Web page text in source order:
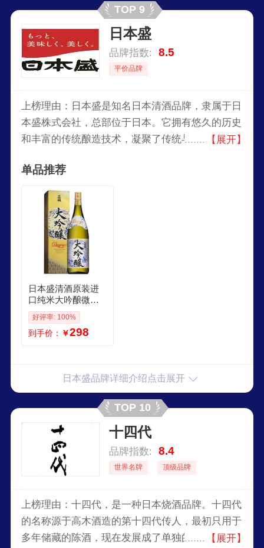
TOP 9
日本盛
品牌指数: 8.5
平价品牌
上榜理由：日本盛是知名日本清酒品牌，隶属于日
本盛株式会社，总部位于日本。它拥有悠久的历史
和丰富的传统酿造技术，凝聚了传统与革新的美
优质的口感而闻名，享誉国内外。
【展开】
单品推荐
日本盛清酒原装进
口纯米大吟酿微醺
低度酒精米酿造发
酵酒礼盒料理酒 日
本盛大吟酿清酒18L
好评率: 100%
到手价： ￥298
日本盛品牌详细介绍点击展开
TOP 10
十四代
品牌指数: 8.4
世界名牌 顶级品牌
上榜理由：十四代，是一种日本烧酒品牌。十四代
的名称源于高木酒造的第十四代传人，最初只用于
多年储藏的陈酒，现在发展成了单独的系列。十四
【展开】